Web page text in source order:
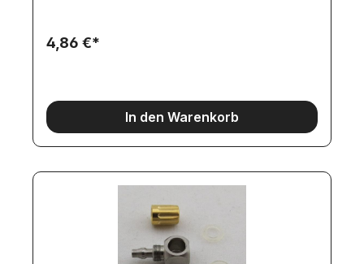
4,86 €*
In den Warenkorb